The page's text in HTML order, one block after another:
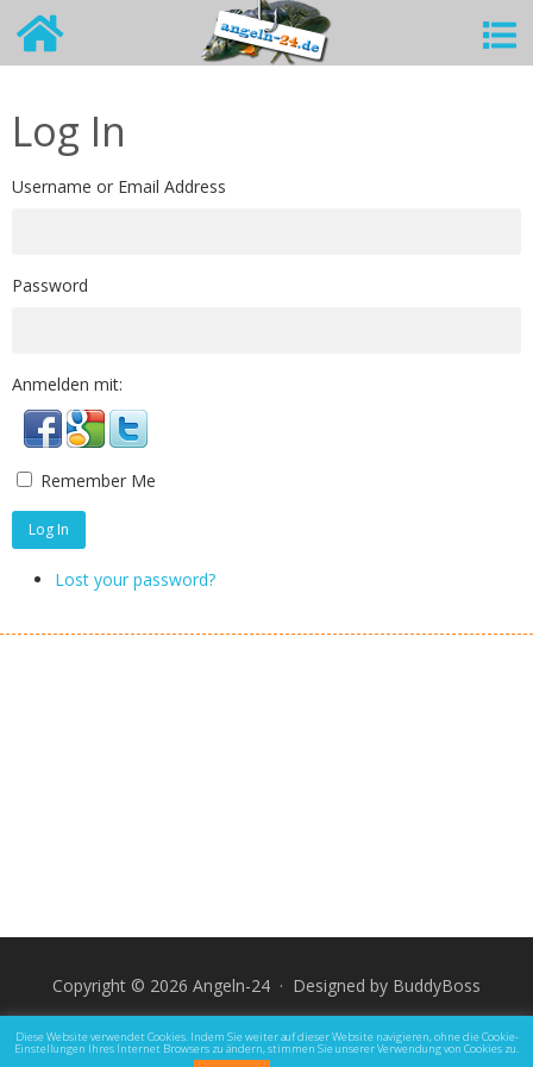
Log In
Username or Email Address
Password
Anmelden mit:
Remember Me
Log In
Lost your password?
Copyright © 2026 Angeln-24 · Designed by BuddyBoss
Impressum Datenschutz und Rechtliche Hinweise
Diese Website verwendet Cookies. Indem Sie weiter auf dieser Website navigieren, ohne die Cookie-
Einstellungen Ihres Internet Browsers zu ändern, stimmen Sie unserer Verwendung von Cookies zu.